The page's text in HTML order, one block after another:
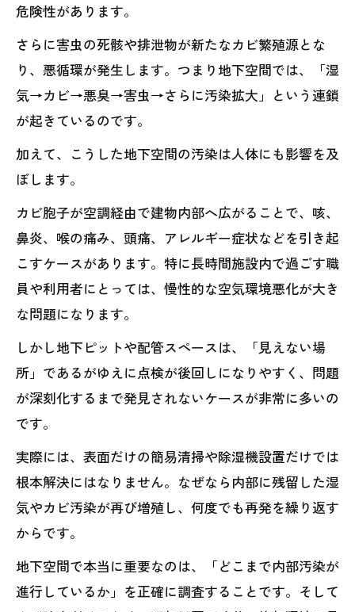
危険性があります。
さらに害虫の死骸や排泄物が新たなカビ繁殖源とな
り、悪循環が発生します。つまり地下空間では、「湿
気→カビ→悪臭→害虫→さらに汚染拡大」という連鎖
が起きているのです。
加えて、こうした地下空間の汚染は人体にも影響を及
ぼします。
カビ胞子が空調経由で建物内部へ広がることで、咳、
鼻炎、喉の痛み、頭痛、アレルギー症状などを引き起
こすケースがあります。特に長時間施設内で過ごす職
員や利用者にとっては、慢性的な空気環境悪化が大き
な問題になります。
しかし地下ピットや配管スペースは、「見えない場
所」であるがゆえに点検が後回しになりやすく、問題
が深刻化するまで発見されないケースが非常に多いの
です。
実際には、表面だけの簡易清掃や除湿機設置だけでは
根本解決にはなりません。なぜなら内部に残留した湿
気やカビ汚染が再び増殖し、何度でも再発を繰り返す
からです。
地下空間で本当に重要なのは、「どこまで内部汚染が
進行しているか」を正確に調査することです。そして